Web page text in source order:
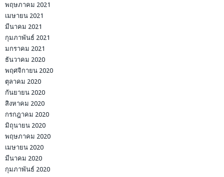
พฤษภาคม 2021
เมษายน 2021
มีนาคม 2021
กุมภาพันธ์ 2021
มกราคม 2021
ธันวาคม 2020
พฤศจิกายน 2020
ตุลาคม 2020
กันยายน 2020
สิงหาคม 2020
กรกฎาคม 2020
มิถุนายน 2020
พฤษภาคม 2020
เมษายน 2020
มีนาคม 2020
กุมภาพันธ์ 2020